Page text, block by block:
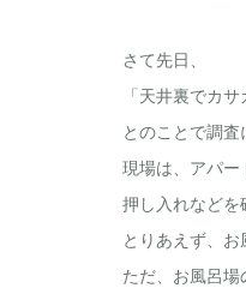
さて先日、
「天井裏でカ
とのことで調査
現場は、アパー
押し入れなど
とりあえず、
ただ、お風呂